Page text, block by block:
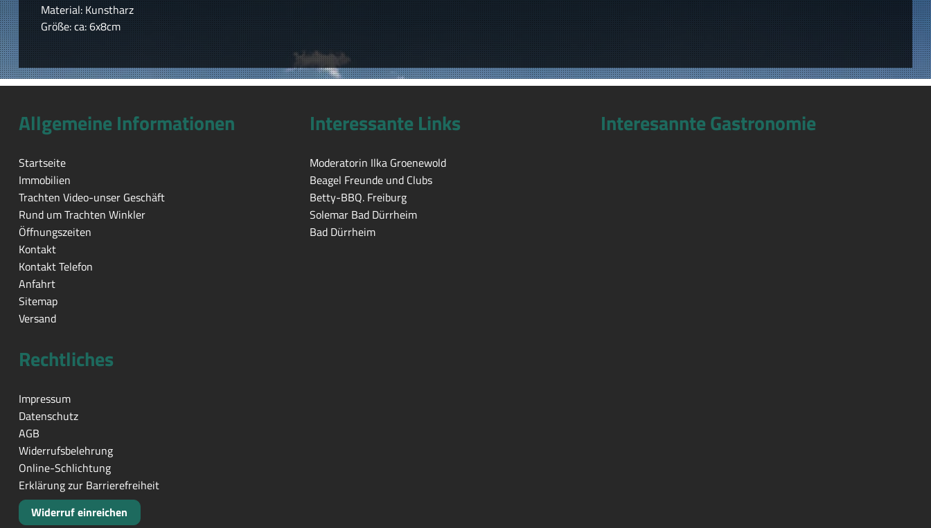
Material: Kunstharz
Größe: ca: 6x8cm
Allgemeine Informationen
Startseite
Immobilien
Trachten Video-unser Geschäft
Rund um Trachten Winkler
Öffnungszeiten
Kontakt
Kontakt Telefon
Anfahrt
Sitemap
Versand
Interessante Links
Moderatorin Ilka Groenewold
Beagel Freunde und Clubs
Betty-BBQ. Freiburg
Solemar Bad Dürrheim
Bad Dürrheim
Interesannte Gastronomie
Rechtliches
Impressum
Datenschutz
AGB
Widerrufsbelehrung
Online-Schlichtung
Erklärung zur Barrierefreiheit
Widerruf einreichen